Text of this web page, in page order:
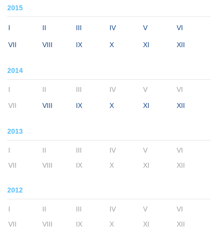
2015
I II III IV V VI
VII VIII IX X XI XII
2014
I II III IV V VI
VII VIII IX X XI XII
2013
I II III IV V
VI
VII
VIII IX X XI XII
2012
I II III IV V
VI
VII
VIII IX X XI XII